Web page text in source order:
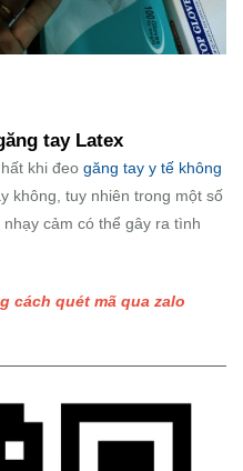
tay Latex
khi đeo găng tay y tế không
không, tuy nhiên trong một số
cảm có thể gây ra tình
cách quét mã qua zalo